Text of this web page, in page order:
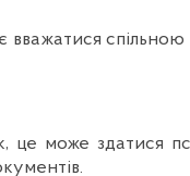
спільною
це може здатися